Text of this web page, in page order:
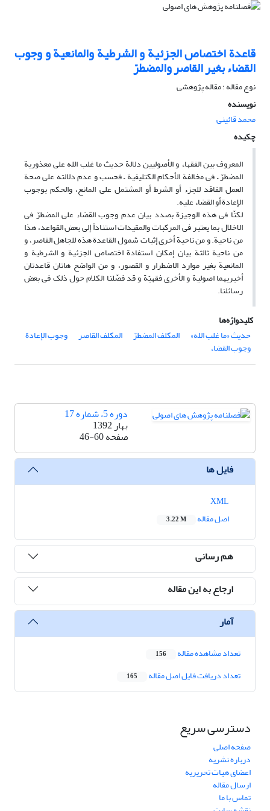
قاعدة اختصاص الجزئیة و الشرطیة والمانعیة و وجوب
القضاء بغیر القاصر والمضطرّ
نوع مقاله : مقاله پژوهشی
نویسنده
محمد قائینی
چکیده
المعروف بین الفقهاء و الأصولیین دلالة حدیث ما غلب الله علی معذوریة
المضطرّ – فی مخالفة الأحکام الکتلیفیة – فحسب و عدم دلالته علی صحة
العمل الفاقد للجزء أو الشرط أو المشتمل علی المانع، والحکم بوجوب
الإعادة أو القضاء علیه.
لکنّا فی هذه الوجیزة بصدد بیان عدم وجوب القضاء علی المضطرّ فی
الاخلال بما یعتبر فی المرکبات والمقیدات استناداً إلی بعض القواعد، هذا
من ناحیة. و من ناحیة أخری إثبات شمول القاعدة هذه للجاهل القاصر، و
من ناحیة ثالثة بیان إمکان استفادة اختصاص الجزئیة و الشرطیة و
المانعیة بغیر موارد الاضطرار و القصور، و من الواضح هاتان قاعدتان
أخیریهما اصولیة و الأخری فقهیّة و قد فصّلنا الکلام حول ذلک فی بعض
رسائلنا.
کلیدواژه‌ها
حدیث «ما غلب الله»
المکلف المضطرّ المکلف القاصر وجوب الإعادة
وجوب القضاء
دوره 5، شماره 17
بهار 1392
صفحه46-60
فایل ها
اصل مقاله
3.22 M
هم رسانی
ارجاع به این مقاله
آمار
تعداد مشاهده مقاله 156
تعداد دریافت فایل اصل مقاله 165
دسترسی سریع
صفحه اصلی
درباره نشریه
اعضای هیات تحریریه
ارسال مقاله
تماس با ما